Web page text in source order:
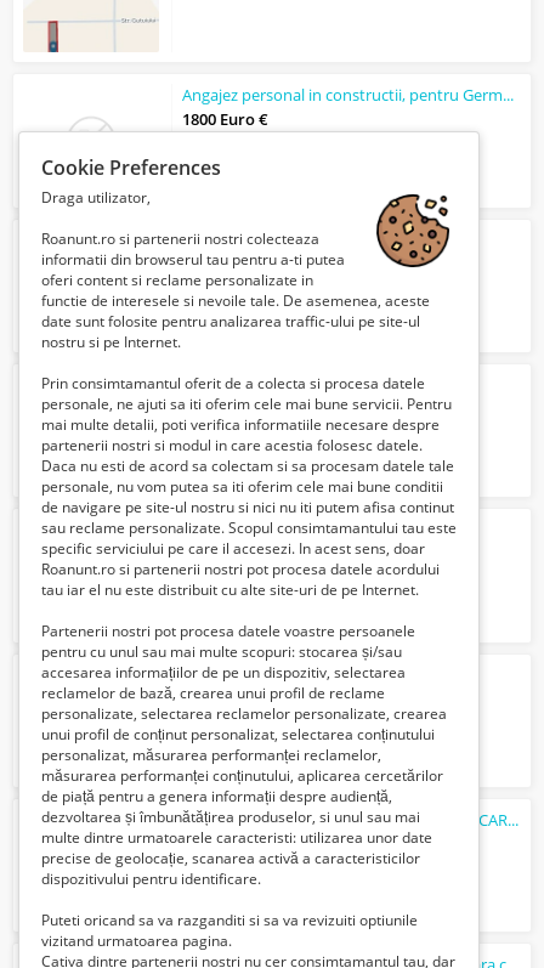
Angajez personal in constructii, pentru Germania
1800 Euro €
Teren Bunloc Sacele
100000 Euro €
Teren intravilan in Bran - Sohodol.
50 Euro €
Agentia Atena Benefiii
1900 Euro €
Sudor - CALIFICARE rapida (FARA curs)
890 Lei
Instalator teh.-sanitare si de gaze - CALIFICARE rapida (fara curs)
850 Lei
Cookie Preferences
Draga utilizator,
Roanunt.ro si partenerii nostri colecteaza
informatii din browserul tau pentru a-ti putea
oferi content si reclame personalizate in
functie de interesele si nevoile tale. De asemenea, aceste
date sunt folosite pentru analizarea traffic-ului pe site-ul
nostru si pe Internet.
Prin consimtamantul oferit de a colecta si procesa datele
personale, ne ajuti sa iti oferim cele mai bune servicii. Pentru
mai multe detalii, poti verifica informatiile necesare despre
partenerii nostri si modul in care acestia folosesc datele.
Daca nu esti de acord sa colectam si sa procesam datele tale
personale, nu vom putea sa iti oferim cele mai bune conditii
de navigare pe site-ul nostru si nici nu iti putem afisa continut
sau reclame personalizate. Scopul consimtamantului tau este
specific serviciului pe care il accesezi. In acest sens, doar
Roanunt.ro si partenerii nostri pot procesa datele acordului
tau iar el nu este distribuit cu alte site-uri de pe Internet.
Partenerii nostri pot procesa datele voastre persoanele
pentru cu unul sau mai multe scopuri: stocarea și/sau
accesarea informațiilor de pe un dispozitiv, selectarea
reclamelor de bază, crearea unui profil de reclame
personalizate, selectarea reclamelor personalizate, crearea
unui profil de conținut personalizat, selectarea conținutului
personalizat, măsurarea performanței reclamelor,
măsurarea performanței conținutului, aplicarea cercetărilor
de piață pentru a genera informații despre audiență,
dezvoltarea și îmbunătățirea produselor, si unul sau mai
multe dintre urmatoarele caracteristi: utilizarea unor date
precise de geolocație, scanarea activă a caracteristicilor
dispozitivului pentru identificare.
Puteti oricand sa va razganditi si sa va revizuiti optiunile
vizitand urmatoarea pagina.
Cativa dintre partenerii nostri nu cer consimtamantul tau, dar